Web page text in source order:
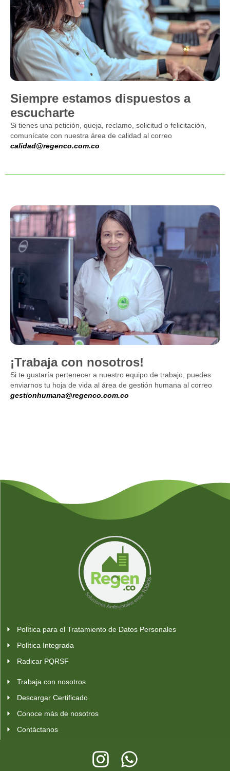
Siempre estamos dispuestos a
escucharte
Si tienes una petición, queja, reclamo, solicitud o felicitación,
comunícate con nuestra área de calidad al correo
calidad@regenco.com.co
¡Trabaja con nosotros!
Si te gustaría pertenecer a nuestro equipo de trabajo, puedes
enviarnos tu hoja de vida al área de gestión humana al correo
gestionhumana@regenco.com.co
Política para el Tratamiento de Datos Personales
Política Integrada
Radicar PQRSF
Trabaja con nosotros
Descargar Certificado
Conoce más de nosotros
Contáctanos